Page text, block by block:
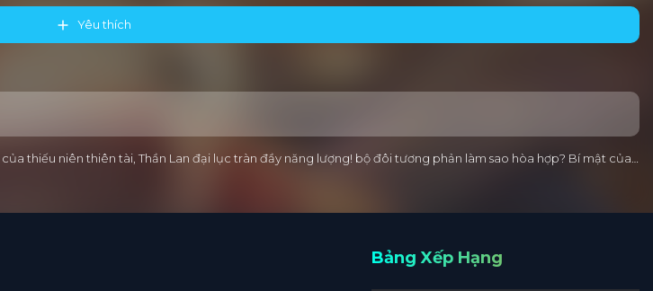
Yêu thích
thiếu niên thiên tài, Thần Lan đại lục tràn đầy năng lượng! bộ đôi tương phản làm sao hòa hợp? Bí mật của…
Bảng Xếp Hạng